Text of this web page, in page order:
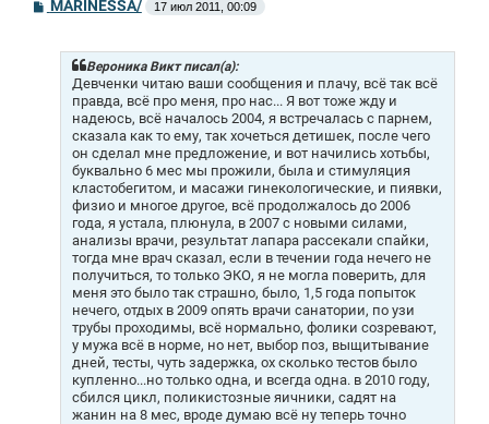
СMARINESSA/ 17 июл 2011, 00:09
Вероника Викт писал(а):
Девченки читаю ваши сообщения и плачу, всё так всё
правда, всё про меня, про нас... Я вот тоже жду и
надеюсь, всё началось 2004, я встречалась с парнем,
сказала как то ему, так хочеться детишек, после чего
он сделал мне предложение, и вот начились хотьбы,
буквально 6 мес мы прожили, была и стимуляция
кластобегитом, и масажи гинекологические, и пиявки,
физио и многое другое, всё продолжалось до 2006
года, я устала, плюнула, в 2007 с новыми силами,
анализы врачи, результат лапара рассекали спайки,
тогда мне врач сказал, если в течении года нечего не
получиться, то только ЭКО, я не могла поверить, для
меня это было так страшно, было, 1,5 года попыток
нечего, отдых в 2009 опять врачи санатории, по узи
трубы проходимы, всё нормально, фолики созревают,
у мужа всё в норме, но нет, выбор поз, выщитывание
дней, тесты, чуть задержка, ох сколько тестов было
купленно...но только одна, и всегда одна. в 2010 году,
сбился цикл, поликистозные яичники, садят на
жанин на 8 мес, вроде думаю всё ну теперь точно